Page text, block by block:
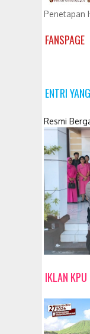
Penetapan
FANSPAGE
ENTRI
Resmi
IKLAN KPU